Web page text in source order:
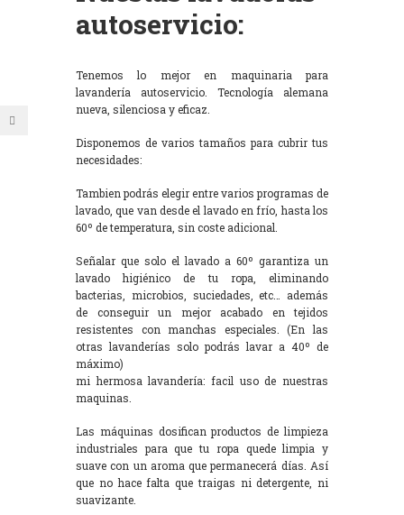
autoservicio:
Tenemos lo mejor en maquinaria para
lavandería autoservicio. Tecnología alemana
nueva, silenciosa y eficaz.
Disponemos de varios tamaños para cubrir tus
necesidades:
Tambien podrás elegir entre varios programas de
lavado, que van desde el lavado en frío, hasta los
60º de temperatura, sin coste adicional.
Señalar que solo el lavado a 60º garantiza un
lavado higiénico de tu ropa, eliminando
bacterias, microbios, suciedades, etc… además
de conseguir un mejor acabado en tejidos
resistentes con manchas especiales. (En las
otras lavanderías solo podrás lavar a 40º de
máximo)
mi hermosa lavandería: facil uso de nuestras
maquinas.
Las máquinas dosifican productos de limpieza
industriales para que tu ropa quede limpia y
suave con un aroma que permanecerá días. Así
que no hace falta que traigas ni detergente, ni
suavizante.